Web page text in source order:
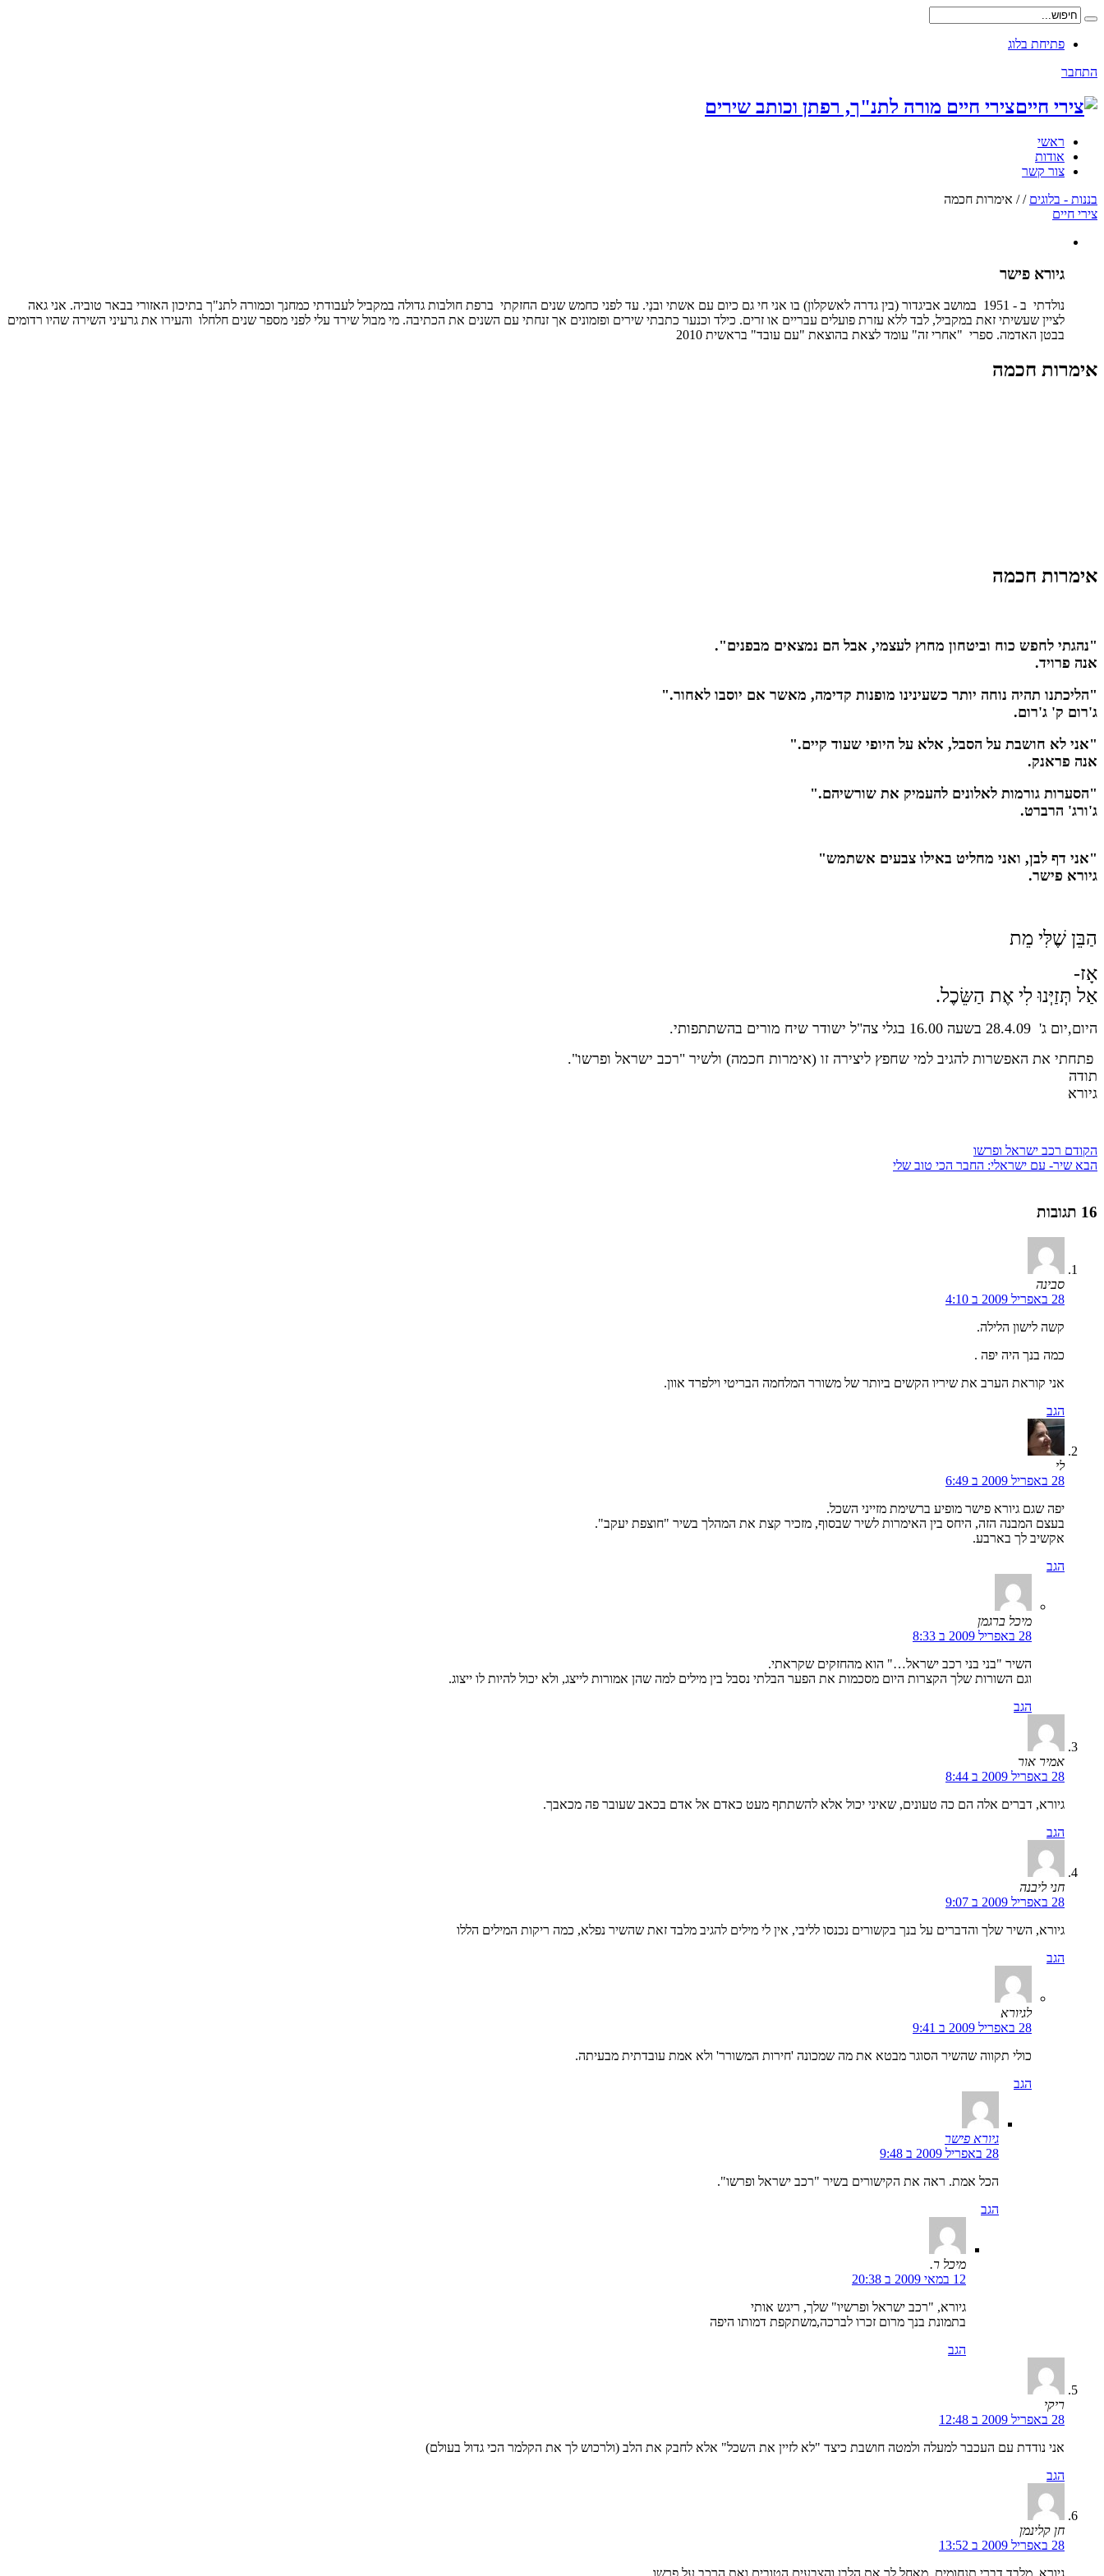
פתיחת בלוג
התחבר
צירי חיים מורה לתנ"ך, רפתן וכותב שירים
ראשי
אודות
צור קשר
בננות - בלוגים /
/ אימרות חכמה
צירי חיים
גיורא פישר
נולדתי ב - 1951 במושב אביגדור (בין גדרה לאשקלון) בו אני חי גם כיום עם אשתי ובנַי. עד לפני כחמש שנים החזקתי ברפת חולבות גדולה במקביל לעבודתי כמחנך וכמורה לתנ"ך בתיכון האזורי בבאר טוביה. אני גאה
לציין שעשיתי זאת במקביל, לבד ללא עזרת פועלים עבריים או זרים. כילד וכנער כתבתי שירים ופזמונים אך זנחתי עם השנים את הכתיבה. מי מבול שירד עלי לפני מספר שנים חלחלו והעירו את גרעיני השירה שהיו רדומים
בבטן האדמה. ספרי "אחרי זה" עומד לצאת בהוצאת "עם עובד" בראשית 2010
אימרות חכמה
אימרות חכמה
"נהגתי לחפש כוח וביטחון מחוץ לעצמי, אבל הם נמצאים מבפנים".
אנה פרויד.
"הליכתנו תהיה נוחה יותר כשעינינו מופנות קדימה, מאשר אם יוסבו לאחור."
ג'רום ק' ג'רום.
"אני לא חושבת על הסבל, אלא על היופי שעוד קיים."
אנה פראנק.
"הסערות גורמות לאלונים להעמיק את שורשיהם."
ג'ורג' הרברט.
"אני דף לבן, ואני מחליט באילו צבעים אשתמש"
גיורא פישר.
הַבֵּן שֶׁלִּי מֵת
אָז-
אַל תְּזַיְּנוּ לִי אֶת הַשֵּׂכֶל.
היום,יום ג' 28.4.09 בשעה 16.00 בגלי צה"ל ישודר שיח מורים בהשתתפותי.
פתחתי את האפשרות להגיב למי שחפץ ליצירה זו (אימרות חכמה) ולשיר "רכב ישראל ופרשו".
תודה
גיורא
הקודם רכב ישראל ופרשו
הבא שיר- עם ישראלי: החבר הכי טוב שלי
16 תגובות
סבינה
28 באפריל 2009 ב 4:10
קשה לישון הלילה.
כמה בנך היה יפה .
אני קוראת הערב את שיריו הקשים ביותר של משורר המלחמה הבריטי וילפרד אוון.
הגב
לי
28 באפריל 2009 ב 6:49
יפה שגם גיורא פישר מופיע ברשימת מזייני השכל.
בעצם המבנה הזה, היחס בין האימרות לשיר שבסוף, מזכיר קצת את המהלך בשיר "חוצפת יעקב".
אקשיב לך בארבע.
הגב
מיכל ברגמן
28 באפריל 2009 ב 8:33
השיר "בני בני רכב ישראל…" הוא מהחזקים שקראתי.
וגם השורות שלך הקצרות היום מסכמות את הפער הבלתי נסבל בין מילים למה שהן אמורות לייצג, ולא יכול להיות לו ייצוג.
הגב
אמיר אור
28 באפריל 2009 ב 8:44
גיורא, דברים אלה הם כה טעונים, שאיני יכול אלא להשתתף מעט כאדם אל אדם בכאב שעובר פה מכאבך.
הגב
חני ליבנה
28 באפריל 2009 ב 9:07
גיורא, השיר שלך והדברים על בנך בקשורים נכנסו לליבי, אין לי מילים להגיב מלבד זאת שהשיר נפלא, כמה ריקות המילים הללו
הגב
לגיורא
28 באפריל 2009 ב 9:41
כולי תקווה שהשיר הסוגר מבטא את מה שמכונה 'חירות המשורר' ולא אמת עובדתית מבעיתה.
הגב
גיורא פישר
28 באפריל 2009 ב 9:48
הכל אמת. ראה את הקישורים בשיר "רכב ישראל ופרשו".
הגב
מיכל ר.
12 במאי 2009 ב 20:38
גיורא, "רכב ישראל ופרשיו" שלך, ריגש אותי
בתמונת בנך מרום זכרו לברכה,משתקפת דמותו היפה
הגב
ריקי
28 באפריל 2009 ב 12:48
אני נודדת עם העכבר למעלה ולמטה חושבת כיצד "לא לזיין את השכל" אלא לחבק את הלב (ולרכוש לך את הקלמר הכי גדול בעולם)
הגב
חן קלינמן
28 באפריל 2009 ב 13:52
גיורא, מלבד דברי תנחומים, מאחל לך את הלבן והצבעים הטובים ואת הרכב על פרשו.